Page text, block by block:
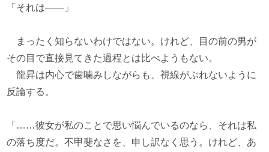
「それは――」
まったく知らないわけではない。けれど、目の前の男が
その目で直接見てきた過程とは比べようもない。
龍昇は内心で歯噛みしながらも、視線がぶれないように
反論する。
「……彼女が私のことで思い悩んでいるのなら、それは私
の落ち度だ。不甲斐なさを、申し訳なく思う。けれど、あ